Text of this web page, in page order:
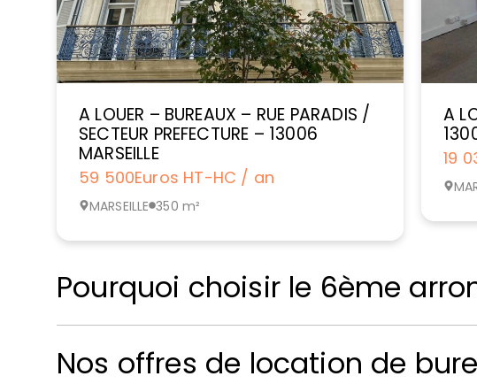
A LOUER – BUREAUX – RUE PARADIS /
SECTEUR PREFECTURE – 13006
MARSEILLE
59 500Euros HT-HC / an
MARSEILLE 350 m²
A
19
Pourquoi choisir le 6ème
Nos offres de location de